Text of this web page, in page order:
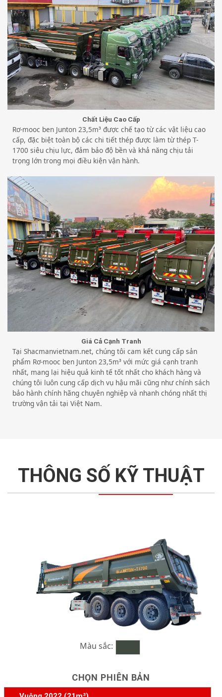
Chất Liệu Cao Cấp
Rơ-mooc ben Junton 23,5m³ được chế tạo từ các vật liệu cao
cấp, đặc biệt toàn bộ các chi tiết thép được làm từ thép T-
1700 siêu chịu lực, đảm bảo độ bền và khả năng chịu tải
trọng lớn trong mọi điều kiện vận hành.
Giá Cả Cạnh Tranh
Tại Shacmanvietnam.net, chúng tôi cam kết cung cấp sản
phẩm Rơ-mooc ben Junton 23,5m³ với mức giá cạnh tranh
nhất, mang lại hiệu quả kinh tế tốt nhất cho khách hàng và
chúng tôi luôn cung cấp dịch vụ hậu mãi cũng như chính sách
bảo hành chính hãng chuyên nghiệp và nhanh chóng nhất thị
trường vận tải tại Việt Nam.
THÔNG SỐ KỸ THUẬT
Màu sắc:
CHỌN PHIÊN BẢN